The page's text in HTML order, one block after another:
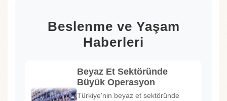
Beslenme ve Yaşam
Haberleri
Beyaz Et Sektöründe
Büyük Operasyon
Türkiye'nin beyaz et sektöründe